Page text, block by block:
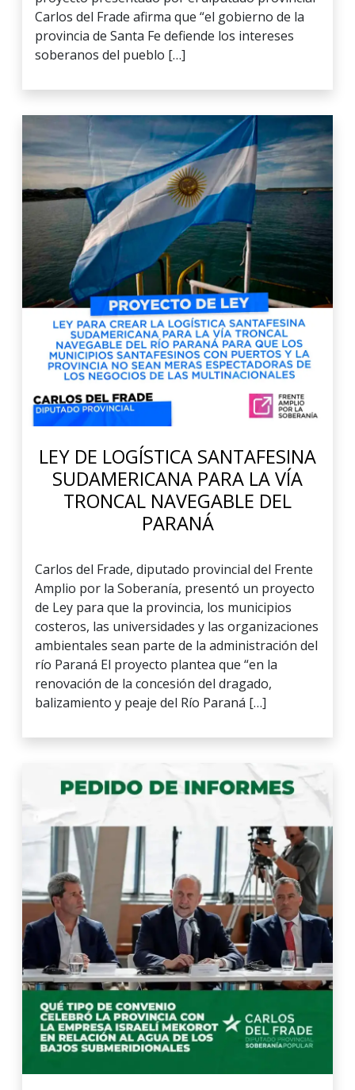
Carlos del Frade afirma que “el gobierno de la
provincia de Santa Fe defiende los intereses
soberanos del pueblo […]
LEY DE LOGÍSTICA SANTAFESINA
SUDAMERICANA PARA LA VÍA
TRONCAL NAVEGABLE DEL
PARANÁ
Carlos del Frade, diputado provincial del Frente
Amplio por la Soberanía, presentó un proyecto
de Ley para que la provincia, los municipios
costeros, las universidades y las organizaciones
ambientales sean parte de la administración del
río Paraná El proyecto plantea que “en la
renovación de la concesión del dragado,
balizamiento y peaje del Río Paraná […]